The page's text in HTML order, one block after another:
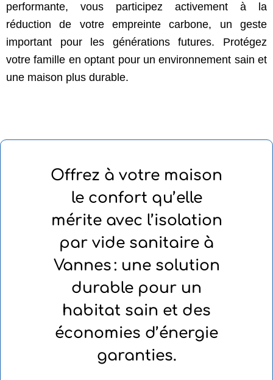
performante, vous participez activement à la
réduction de votre empreinte carbone, un geste
important pour les générations futures. Protégez
votre famille en optant pour un environnement sain et
une maison plus durable.
Offrez à votre maison
le confort qu’elle
mérite avec l’isolation
par vide sanitaire à
Vannes : une solution
durable pour un
habitat sain et des
économies d’énergie
garanties.